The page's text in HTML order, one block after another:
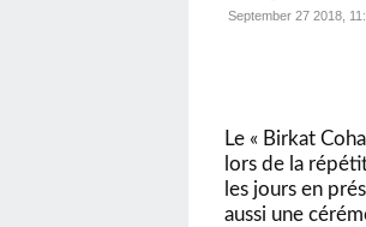
September 27 2018,
Le « Birkat
lors de la
les jours en
aussi une